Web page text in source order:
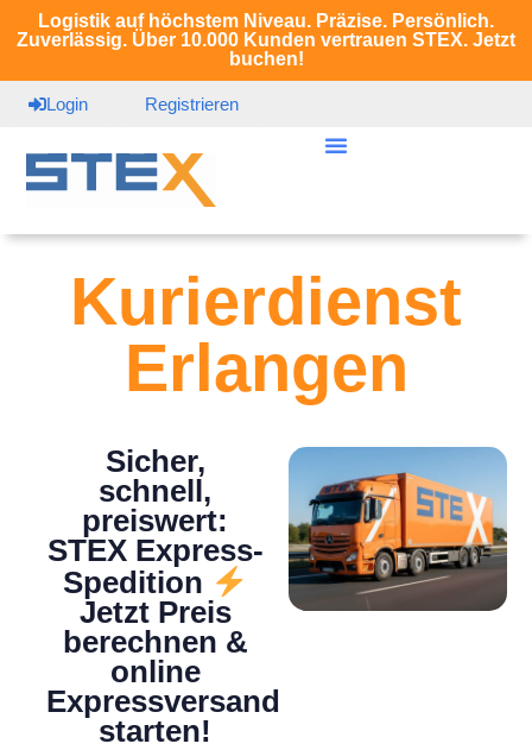
Logistik auf höchstem Niveau. Präzise. Persönlich.
Zuverlässig. Über 10.000 Kunden vertrauen STEX. Jetzt
buchen!
Login Registrieren
Kurierdienst
Erlangen
Sicher,
schnell,
preiswert:
STEX Express-
Spedition
Jetzt Preis
berechnen &
online
Expressversand
starten!